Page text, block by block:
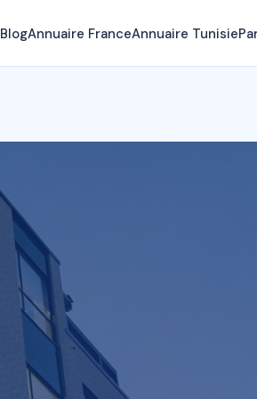
BlogAnnuaire FranceAnnuaire Tunisie